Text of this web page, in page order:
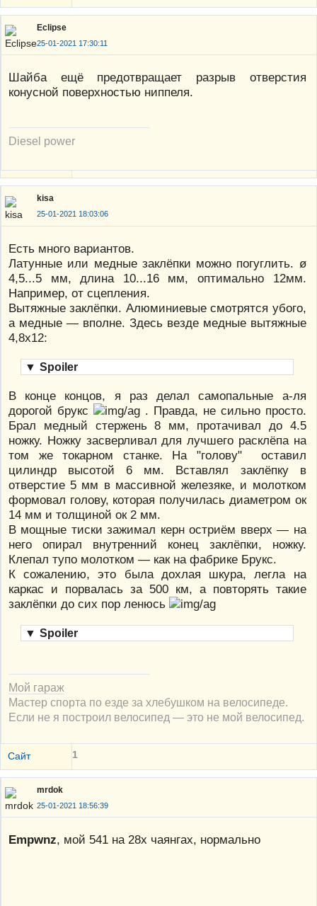
Eclipse
25-01-2021 17:30:11
Шайба ещё предотвращает разрыв отверстия
конусной поверхностью ниппеля.
Diesel power
kisa
25-01-2021 18:03:06
Есть много вариантов.
Латунные или медные заклёпки можно погуглить. ø
4,5...5 мм, длина 10...16 мм, оптимально 12мм.
Например, от сцепления.
Вытяжные заклёпки. Алюминиевые смотрятся убого,
а медные — вполне. Здесь везде медные вытяжные
4,8х12:
▼ Spoiler
В конце концов, я раз делал самопальные а-ля
дорогой брукс
. Правда, не сильно просто.
Брал медный стержень 8 мм, протачивал до 4.5
ножку. Ножку засверливал для лучшего расклёпа на
том же токарном станке. На "голову" оставил
цилиндр высотой 6 мм. Вставлял заклёпку в
отверстие 5 мм в массивной железяке, и молотком
формовал голову, которая получилась диаметром ок
14 мм и толщиной ок 2 мм.
В мощные тиски зажимал керн остриём вверх — на
него опирал внутренний конец заклёпки, ножку.
Клепал тупо молотком — как на фабрике Брукс.
К сожалению, это была дохлая шкура, легла на
каркас и порвалась за 500 км, а повторять такие
заклёпки до сих пор ленюсь
▼ Spoiler
Мой гараж
Мастер спорта по езде за хлебушком на велосипеде.
Если не я построил велосипед — это не мой велосипед.
Сайт 1
mrdok
25-01-2021 18:56:39
Empwnz, мой 541 на 28х чаянгах, нормально